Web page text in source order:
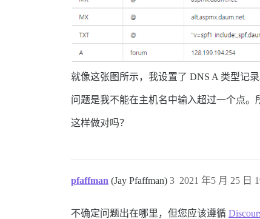
就像这张图所示，我设置了 DNS A 类型记录
问题是我不能在主机名中输入超过一个点。
这样做对吗？
pfaffman (Jay Pfaffman) 2021 年5 月 25 日
3
不确定问题出在哪里，但您应该遵循